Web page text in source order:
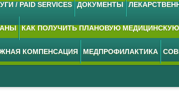
/ PAID SERVICES ДОКУМЕНТЫ
КАК ПОЛУЧИТЬ ПЛАНОВУЮ
КОМПЕНСАЦИЯ МЕДПРОФИЛАКТИКА